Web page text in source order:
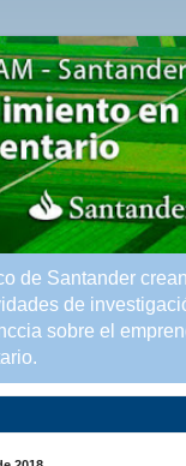
de Santander
de
sobre el